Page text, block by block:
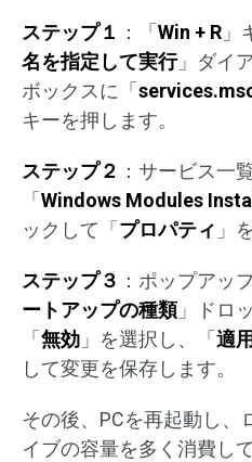
ステップ１ ：「 Win + R 」
名を指定して実行」ダイ
ボックスに「
キーを押します。
ステップ２ ：サービス一
「 Windows Modules
ックして「 プロパティ 」
ステップ３ ：ポップアッ
ートアップの種類」ドロ
「 無効 」を選択し、「 適用
して変更を保存します。
その後、PCを再起動し、
イブの容量を多く消費し